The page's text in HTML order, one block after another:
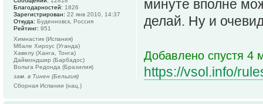
минуте вполне
делай. Ну и
Добавлено спустя 4
https://vsol.info/
Благодарностей: 1826
Зарегистрирован: 22 янв 2010, 14:37
Откуда: Буденновск, Россия
Рейтинг: 951
Химнастик (Испания)
Мбале Хироус (Уганда)
Хавелу (Ханга, Тонга)
Даймондшир (Барбадос)
Вольта Редонда (Бразилия)
зам. в Тинен (Бельгия)
Сборная Испании (нац.)